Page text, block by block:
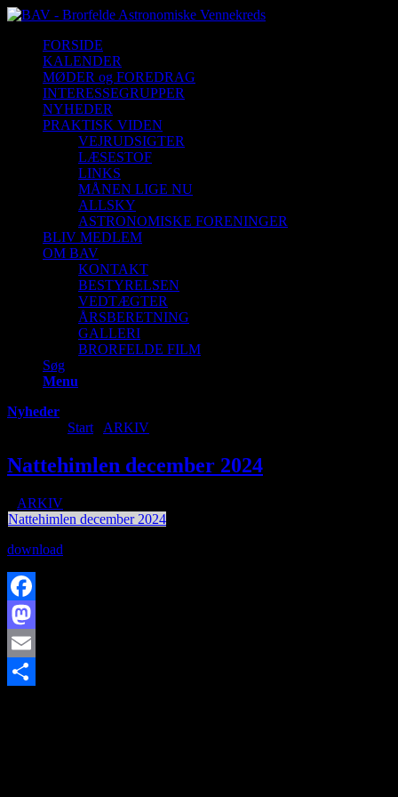
FORSIDE
KALENDER
MØDER og FOREDRAG
INTERESSEGRUPPER
NYHEDER
PRAKTISK VIDEN
VEJRUDSIGTER
LÆSESTOF
LINKS
MÅNEN LIGE NU
ALLSKY
ASTRONOMISKE FORENINGER
BLIV MEDLEM
OM BAV
KONTAKT
BESTYRELSEN
VEDTÆGTER
ÅRSBERETNING
GALLERI
BRORFELDE FILM
Søg
Menu
Nyheder
Start ARKIV
Nattehimlen december 2024
ARKIV
Nattehimlen december 2024
download
Facebook
Mastodon
Email